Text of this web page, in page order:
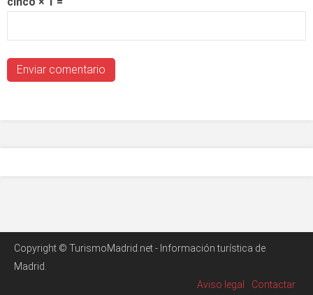
Copyright © TurismoMadrid.net - Información turística de
Madrid.
Aviso legal
Contactar